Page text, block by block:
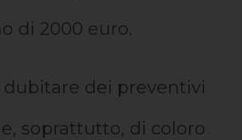
di 2000 euro.
dei preventivi
soprattutto, di coloro